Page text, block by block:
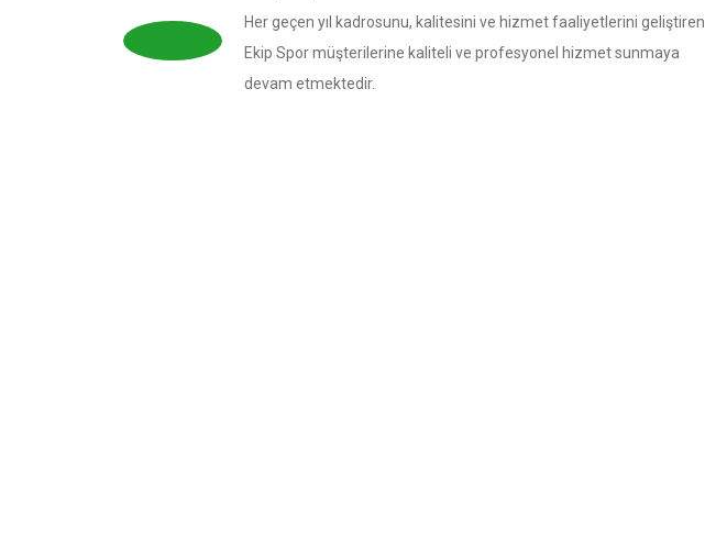
Her geçen yıl kadrosunu, kalitesini ve hizmet faaliyetlerini geliştiren
Ekip Spor müşterilerine kaliteli ve profesyonel hizmet sunmaya
devam etmektedir.